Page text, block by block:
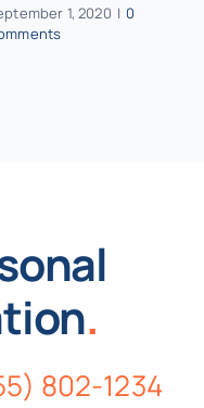
1, 2020 | 0
.
802-1234